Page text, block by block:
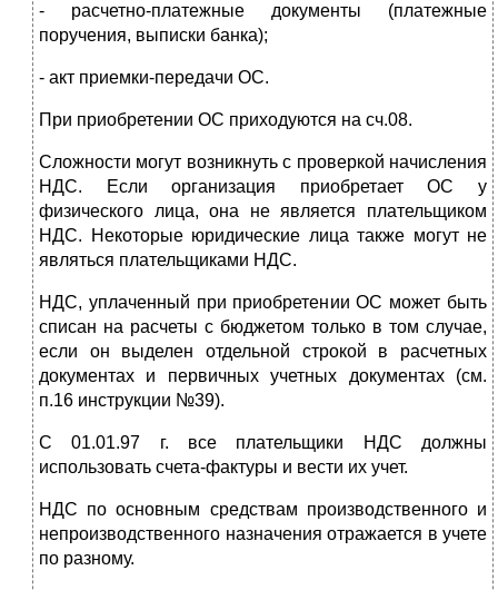
- расчетно-платежные документы (платежные
поручения, выписки банка);
- акт приемки-передачи ОС.
При приобретении ОС приходуются на сч.08.
Сложности могут возникнуть с проверкой начисления
НДС. Если организация приобретает ОС у
физического лица, она не является плательщиком
НДС. Некоторые юридические лица также могут не
являться плательщиками НДС.
НДС, уплаченный при приобретении ОС может быть
списан на расчеты с бюджетом только в том случае,
если он выделен отдельной строкой в расчетных
документах и первичных учетных документах (см.
п.16 инструкции №39).
С 01.01.97 г. все плательщики НДС должны
использовать счета-фактуры и вести их учет.
НДС по основным средствам производственного и
непроизводственного назначения отражается в учете
по разному.